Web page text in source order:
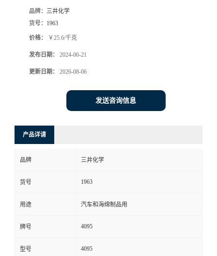
品牌： 三井化学
货号： 1963
价格： ￥25.6/千克
发布日期： 2024-06-21
更新日期： 2026-08-06
发送咨询信息
产品详请
品牌 三井化学
货号 1963
用途 汽车和海绵制品用
牌号 4095
型号 4095